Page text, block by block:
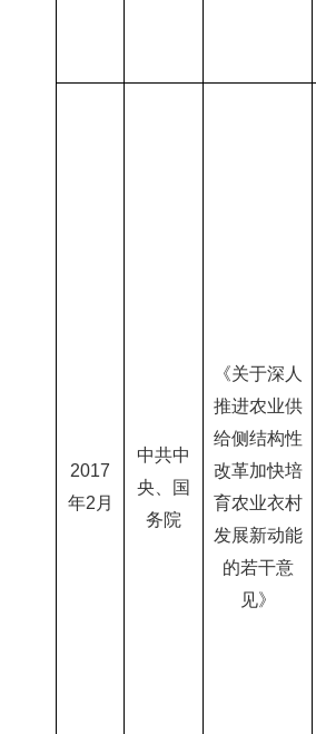
2017
年2月
中共中
央、国
务院
《关于深人
推进农业供
给侧结构性
改革加快培
育农业衣村
发展新动能
的若干意
见》